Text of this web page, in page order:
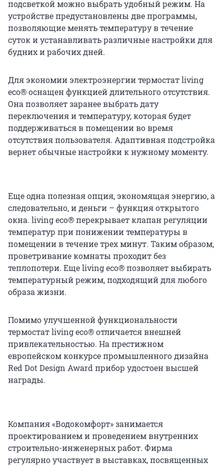
подсветкой можно выбрать удобный режим. На
устройстве предустановлены две программы,
позволяющие менять температуру в течение
суток и устанавливать различные настройки для
будних и рабочих дней.
Для экономии электроэнергии термостат living
eco® оснащен функцией длительного отсутствия.
Она позволяет заранее выбрать дату
переключения и температуру, которая будет
поддерживаться в помещении во время
отсутствия пользователя. Адаптивная подстройка
вернет обычные настройки к нужному моменту.
Еще одна полезная опция, экономящая энергию, а
следовательно, и деньги – функция открытого
окна. living eco® перекрывает клапан регуляции
температур при понижении температуры в
помещении в течение трех минут. Таким образом,
проветривание комнаты проходит без
теплопотери. Еще living eco® позволяет выбирать
температурный режим, подходящий для любого
образа жизни.
Помимо улучшенной функциональности
термостат living eco® отличается внешней
привлекательностью. На престижном
европейском конкурсе промышленного дизайна
Red Dot Design Award прибор удостоен высшей
награды.
Компания «Водокомфорт» занимается
проектированием и проведением внутренних
строительно-инженерных работ. Фирма
регулярно участвует в выставках, посвященных